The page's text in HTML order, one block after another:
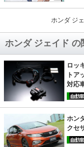
ホンダ ジ
ホンダ ジェイド の
ロッ
トア
対応
ホン
クセ